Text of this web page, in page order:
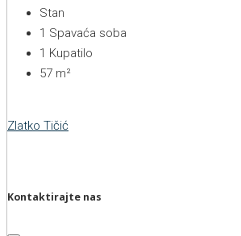
Stan
1 Spavaća soba
1 Kupatilo
57 m²
Zlatko Tičić
Kontaktirajte nas